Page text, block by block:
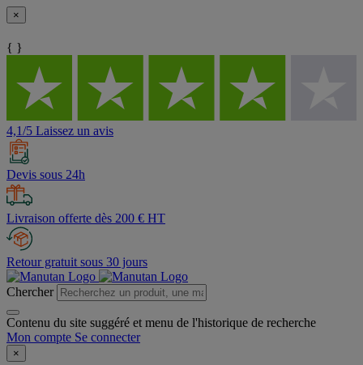
×
{ }
4,1/5 Laissez un avis
Devis sous 24h
Livraison offerte dès 200 € HT
Retour gratuit sous 30 jours
Chercher
Contenu du site suggéré et menu de l'historique de recherche
Mon compte Se connecter
×